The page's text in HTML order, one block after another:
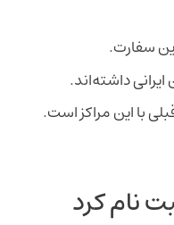
سفارت.
داشته‌اند.
با این مراکز است.
نام کرد